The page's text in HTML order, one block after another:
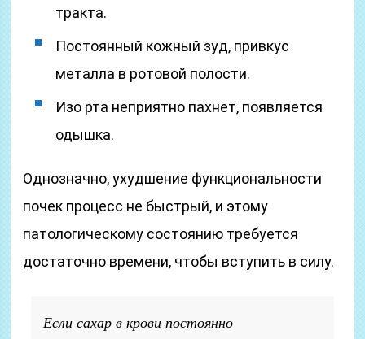
тракта.
Постоянный кожный зуд, привкус
металла в ротовой полости.
Изо рта неприятно пахнет, появляется
одышка.
Однозначно, ухудшение функциональности
почек процесс не быстрый, и этому
патологическому состоянию требуется
достаточно времени, чтобы вступить в силу.
Если сахар в крови постоянно